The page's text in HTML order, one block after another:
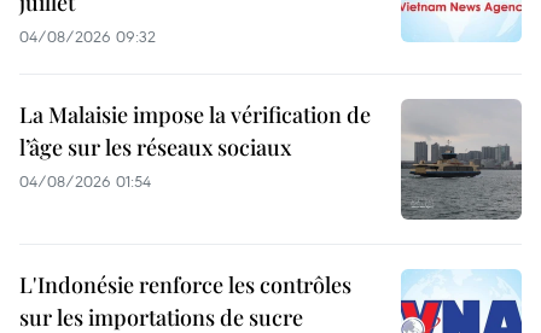
04/08/2026 09:32
La Malaisie impose la vérification de
l’âge sur les réseaux sociaux
04/08/2026 01:54
L'Indonésie renforce les contrôles
sur les importations de sucre